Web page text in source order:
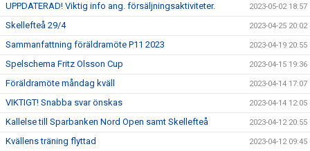
UPPDATERAD! Viktig info ang. försäljningsaktiviteter. 2023-05-02 18:57
Skellefteå 29/4 2023-04-25 20:02
Sammanfattning föräldramöte P11 2023 2023-04-19 20:55
Spelschema Fritz Olsson Cup 2023-04-15 19:36
Föräldramöte måndag kväll 2023-04-14 17:07
VIKTIGT! Snabba svar önskas 2023-04-14 12:05
Kallelse till Sparbanken Nord Open samt Skellefteå 2023-04-12 20:55
Kvällens träning flyttad 2023-04-12 09:45